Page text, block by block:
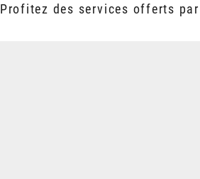
Profitez des services offerts